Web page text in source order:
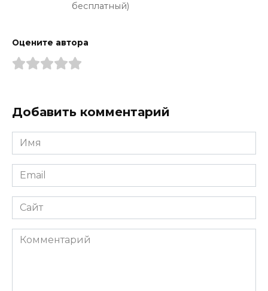
бесплатный)
Оцените автора
Добавить комментарий
Имя
*
Email
*
Сайт
Комментарий